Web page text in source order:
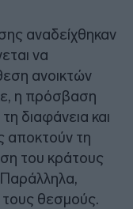
αναδείχθηκαν
να
ανοικτών
η πρόσβαση
διαφάνεια και
αποκτούν τη
του κράτους
τους θεσμούς.